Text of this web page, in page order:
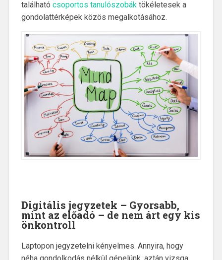
található csoportos tanulószobáktökéletesek a
gondolattérképek közös megalkotásához.
Digitális jegyzetek – Gyorsabb,
mint az előadó – de nem árt egy kis
önkontroll
Laptopon jegyzetelni kényelmes. Annyira, hogy
néha gondolkodás nélkül gépelünk, aztán vizsga